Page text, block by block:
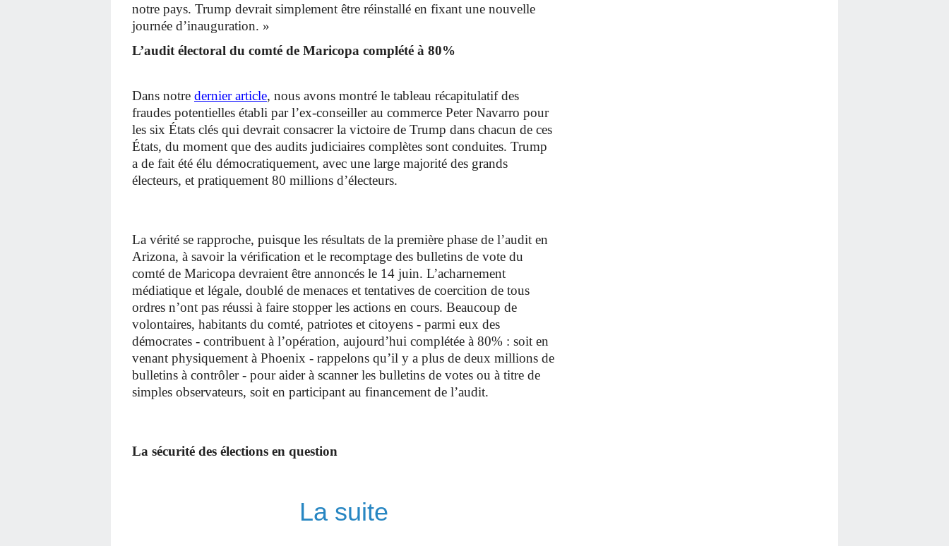
notre pays. Trump devrait simplement être réinstallé en fixant une nouvelle
journée d’inauguration. »
L’audit électoral du comté de Maricopa complété à 80%
Dans notre dernier article, nous avons montré le tableau récapitulatif des
fraudes potentielles établi par l’ex-conseiller au commerce Peter Navarro pour
les six États clés qui devrait consacrer la victoire de Trump dans chacun de ces
États, du moment que des audits judiciaires complètes sont conduites. Trump
a de fait été élu démocratiquement, avec une large majorité des grands
électeurs, et pratiquement 80 millions d’électeurs.
La vérité se rapproche, puisque les résultats de la première phase de l’audit en
Arizona, à savoir la vérification et le recomptage des bulletins de vote du
comté de Maricopa devraient être annoncés le 14 juin. L’acharnement
médiatique et légale, doublé de menaces et tentatives de coercition de tous
ordres n’ont pas réussi à faire stopper les actions en cours. Beaucoup de
volontaires, habitants du comté, patriotes et citoyens - parmi eux des
démocrates - contribuent à l’opération, aujourd’hui complétée à 80% : soit en
venant physiquement à Phoenix - rappelons qu’il y a plus de deux millions de
bulletins à contrôler - pour aider à scanner les bulletins de votes ou à titre de
simples observateurs, soit en participant au financement de l’audit.
La sécurité des élections en question
La suite